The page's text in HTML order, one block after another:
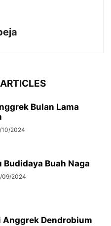
Bulan Lama
10/2024
Budidaya Buah Naga
09/2024
Anggrek Dendrobium